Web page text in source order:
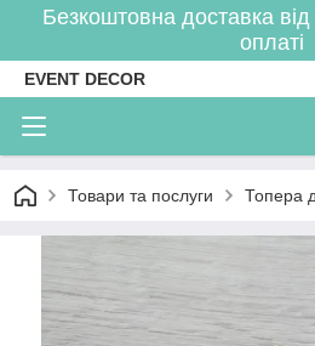
Безкоштовна доставка
оплаті
EVENT DECOR
Товари та послуги Топера